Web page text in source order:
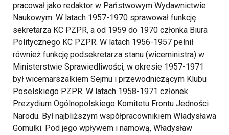
pracował jako redaktor w Państwowym Wydawnictwie
Naukowym. W latach 1957-1970 sprawował funkcję
sekretarza KC PZPR, a od 1959 do 1970 członka Biura
Politycznego KC PZPR. W latach 1956-1957 pełnił
również funkcję podsekretarza stanu (wiceministra) w
Ministerstwie Sprawiedliwości, w okresie 1957-1971
był wicemarszałkiem Sejmu i przewodniczącym Klubu
Poselskiego PZPR. W latach 1958-1971 członek
Prezydium Ogólnopolskiego Komitetu Frontu Jedności
Narodu. Był najbliższym współpracownikiem Władysława
Gomułki. Pod jego wpływem i namową, Władysław